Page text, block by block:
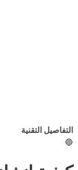
التفاصيل التقنية
🔵